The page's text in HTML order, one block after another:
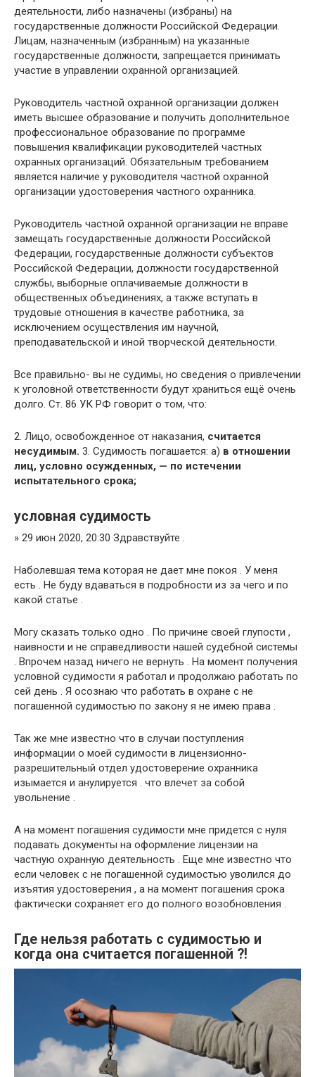
деятельности, либо назначены (избраны) на
государственные должности Российской Федерации.
Лицам, назначенным (избранным) на указанные
государственные должности, запрещается принимать
участие в управлении охранной организацией.
Руководитель частной охранной организации должен
иметь высшее образование и получить дополнительное
профессиональное образование по программе
повышения квалификации руководителей частных
охранных организаций. Обязательным требованием
является наличие у руководителя частной охранной
организации удостоверения частного охранника.
Руководитель частной охранной организации не вправе
замещать государственные должности Российской
Федерации, государственные должности субъектов
Российской Федерации, должности государственной
службы, выборные оплачиваемые должности в
общественных объединениях, а также вступать в
трудовые отношения в качестве работника, за
исключением осуществления им научной,
преподавательской и иной творческой деятельности.
Все правильно- вы не судимы, но сведения о привлечении
к уголовной ответственности будут храниться ещё очень
долго. Ст. 86 УК РФ говорит о том, что:
2. Лицо, освобожденное от наказания, считается
несудимым. 3. Судимость погашается: а) в отношении
лиц, условно осужденных, — по истечении
испытательного срока;
условная судимость
» 29 июн 2020, 20:30 Здравствуйте .
Наболевшая тема которая не дает мне покоя . У меня
есть . Не буду вдаваться в подробности из за чего и по
какой статье .
Могу сказать только одно . По причине своей глупости ,
наивности и не справедливости нашей судебной системы
. Впрочем назад ничего не вернуть . На момент получения
условной судимости я работал и продолжаю работать по
сей день . Я осознаю что работать в охране с не
погашенной судимостью по закону я не имею права .
Так же мне известно что в случаи поступления
информации о моей судимости в лицензионно-
разрешительный отдел удостоверение охранника
изымается и анулируется . что влечет за собой
увольнение .
А на момент погашения судимости мне придется с нуля
подавать документы на оформление лицензии на
частную охранную деятельность . Еще мне известно что
если человек с не погашенной судимостью уволился до
изъятия удостоверения , а на момент погашения срока
фактически сохраняет его до полного возобновления .
Где нельзя работать с судимостью и
когда она считается погашенной ?!